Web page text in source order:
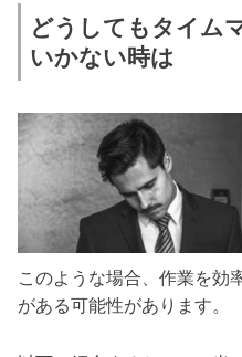
どうしてもタイム
いかない時は
このような場合、作業を効
がある可能性があります。